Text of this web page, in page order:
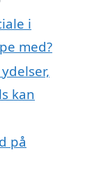
i
med?
kan
på